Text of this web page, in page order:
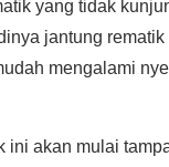
yang tidak
jantung
mengalami
ini akan mulai